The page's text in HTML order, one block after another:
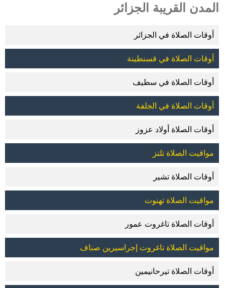
المدن القريبة الجزائر
أوقات الصلاة في الجزائر
أوقات الصلاة في قسنطينة
أوقات الصلاة في سطيف
أوقات الصلاة في الجلفة
أوقات الصلاة أولاد عزوز
مواقيت الصلاة تلتز
أوقات الصلاة تشير
مواقيت الصلاة تهنوت
أوقات الصلاة تاغروت عمور
مواقيت الصلاة تاغروت إجراسيرين صناف
أوقات الصلاة تيرحانيمين